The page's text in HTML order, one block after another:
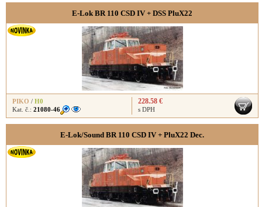
E-Lok BR 110 CSD IV + DSS PluX22
PIKO / H0
Kat. č.: 21080-46
228.58 €
s DPH
E-Lok/Sound BR 110 CSD IV + PluX22 Dec.